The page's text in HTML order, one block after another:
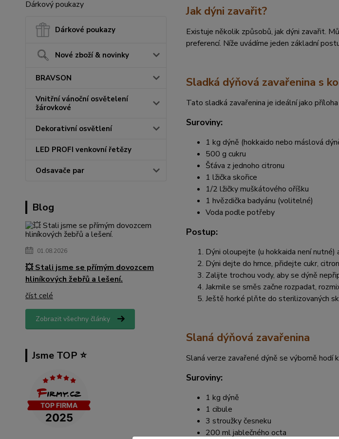
Dárkový poukazy
Dárkové poukazy
Nové zboží & novinky
BRAVSON
Vnitřní vánoční osvětelení
žárovkové
Dekorativní osvětlení
LED PROFI venkovní řetězy
Odsavače par
Blog
01.08.2026
💥 Stali jsme se přímým dovozcem
hliníkových žebřů a lešení.
číst celé
Zobrazit všechny články
Jsme TOP ⭐️
Jak dýni zavařit?
Existuje několik způsobů, jak dýni zavařit.
preferencí. Níže uvádíme jeden základní
Sladká dýňová zavařenina s
Tato sladká zavařenina je ideální jako
Suroviny:
1 kg dýně (hokkaido nebo máslová
500 g cukru
Šťáva z jednoho citronu
1 lžička skořice
1/2 lžičky muškátového oříšku
1 hvězdička badyánu (volitelné)
Voda podle potřeby
Postup:
Dýni oloupejte (u hokkaida není nutné)
Dýni dejte do hrnce, přidejte cukr,
Zalijte trochou vody, aby se dýně
Jakmile se směs začne rozpadat,
Ještě horké plňte do sterilizovaných
Slaná dýňová zavařenina
Slaná verze zavařené dýně se výborně hodí k
Suroviny:
1 kg dýně
1 cibule
3 stroužky česneku
200 ml jablečného octa